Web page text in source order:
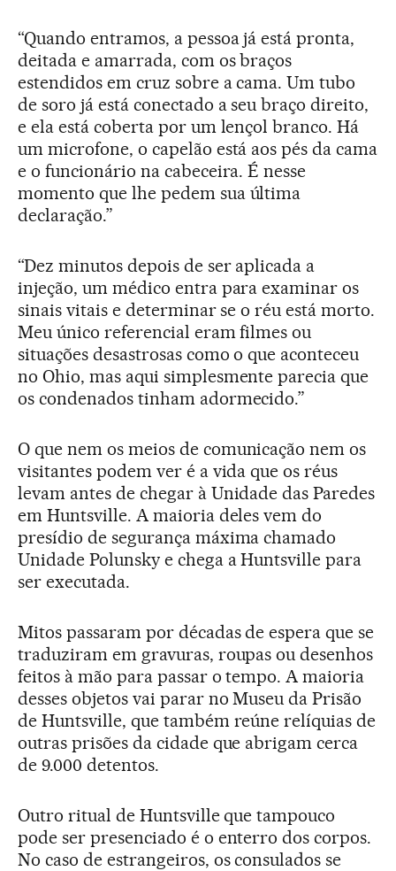
“Quando entramos, a pessoa já está pronta,
deitada e amarrada, com os braços
estendidos em cruz sobre a cama. Um tubo
de soro já está conectado a seu braço direito,
e ela está coberta por um lençol branco. Há
um microfone, o capelão está aos pés da cama
e o funcionário na cabeceira. É nesse
momento que lhe pedem sua última
declaração.”
“Dez minutos depois de ser aplicada a
injeção, um médico entra para examinar os
sinais vitais e determinar se o réu está morto.
Meu único referencial eram filmes ou
situações desastrosas como o que aconteceu
no Ohio, mas aqui simplesmente parecia que
os condenados tinham adormecido.”
O que nem os meios de comunicação nem os
visitantes podem ver é a vida que os réus
levam antes de chegar à Unidade das Paredes
em Huntsville. A maioria deles vem do
presídio de segurança máxima chamado
Unidade Polunsky e chega a Huntsville para
ser executada.
Mitos passaram por décadas de espera que se
traduziram em gravuras, roupas ou desenhos
feitos à mão para passar o tempo. A maioria
desses objetos vai parar no Museu da Prisão
de Huntsville, que também reúne relíquias de
outras prisões da cidade que abrigam cerca
de 9.000 detentos.
Outro ritual de Huntsville que tampouco
pode ser presenciado é o enterro dos corpos.
No caso de estrangeiros, os consulados se